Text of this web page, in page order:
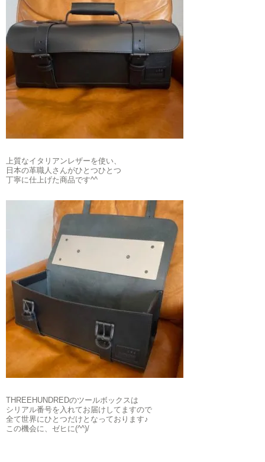
上質なイタリアンレザーを使い、
日本の革職人さんがひとつひとつ
丁寧に仕上げた商品です^^
THREEHUNDREDのツールボックスは
シリアル番号を入れてお届けしてますので
全て世界にひとつだけとなっております♪
この機会に、ゼヒに(^^)/